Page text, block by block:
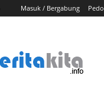
Masuk / Bergabung